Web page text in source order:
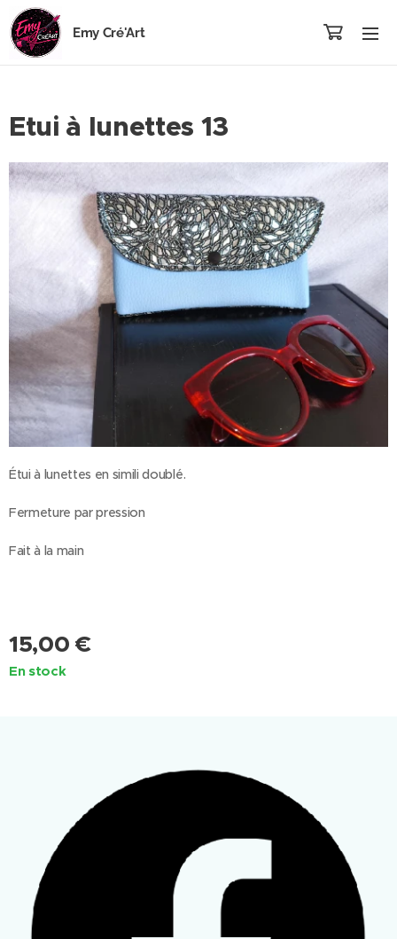
Emy Cré'Art
Etui à lunettes 13
Étui à lunettes en simili doublé.
Fermeture par pression
Fait à la main
15,00 €
En stock